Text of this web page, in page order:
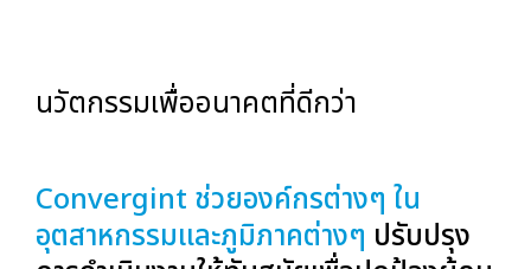
นวัตกรรมเพื่ออนาคตที่ดีกว่า
Convergint ช่วยองค์กรต่างๆ ใน
อุตสาหกรรมและภูมิภาคต่างๆ ปรับปรุง